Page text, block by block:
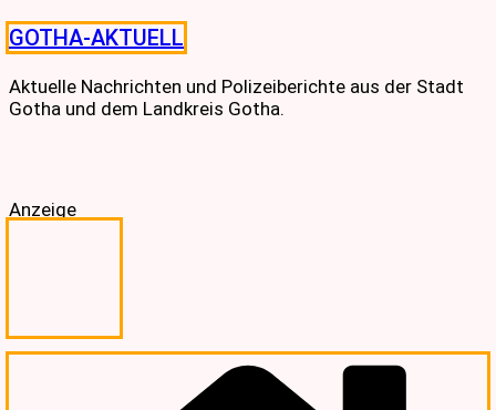
Skip
to
content
GOTHA-AKTUELL
Aktuelle Nachrichten und Polizeiberichte aus der Stadt
Gotha und dem Landkreis Gotha.
Anzeige